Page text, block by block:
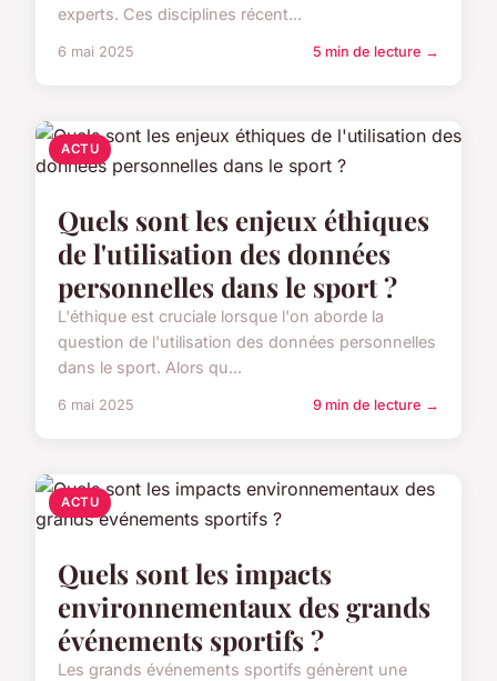
experts. Ces disciplines récent...
6 mai 2025 5 min de lecture →
ACTU
Quels sont les enjeux éthiques
de l'utilisation des données
personnelles dans le sport ?
L'éthique est cruciale lorsque l'on aborde la
question de l'utilisation des données personnelles
dans le sport. Alors qu...
6 mai 2025 9 min de lecture →
ACTU
Quels sont les impacts
environnementaux des grands
événements sportifs ?
Les grands événements sportifs génèrent une